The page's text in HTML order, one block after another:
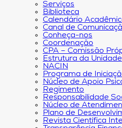
Serviços
Biblioteca
Calendário
Canal de
Conheça-nos
Coordenação
CPA – Comissão
Estrutura da Unidade
NACIN
Programa de
Núcleo de Apoio
Regimento
Responsabilidade
Núcleo de
Plano de
Revista Científica